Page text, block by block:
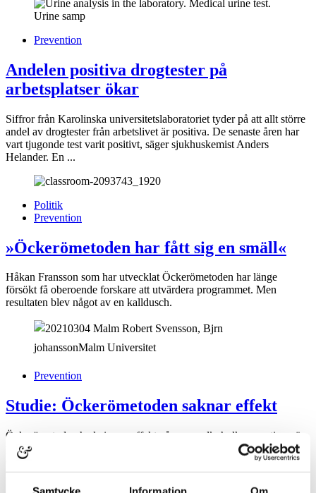
Prevention
Andelen positiva drogtester på
arbetsplatser ökar
Siffror från Karolinska universitetslaboratoriet tyder på att allt större
andel av drogtester från arbetslivet är positiva. De senaste åren har
vart tjugonde test varit positivt, säger sjukhuskemist Anders
Helander. En ...
Politik
Prevention
»Öckerömetoden har fått sig en smäll«
Håkan Fransson som har utvecklat Öckerömetoden har länge
försökt få oberoende forskare att utvärdera programmet. Men
resultaten blev något av en kalldusch.
Prevention
Studie: Öckerömetoden saknar effekt
Öckerömetoden hade ingen effekt på ungas alkoholkonsumtion när
programmet för första gången utvärderades vetenskapligt. Det visar
en ny studie från Malmö universitet.